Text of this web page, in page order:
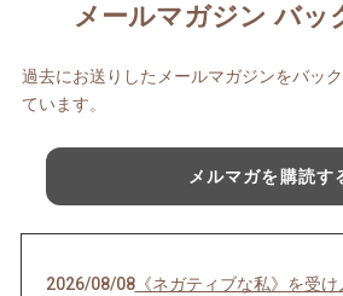
メールマガジン バッ
過去にお送りしたメールマガジンをバッ
ています。
メルマガを購読す
2026/08/08《ネガティブな私》を受け